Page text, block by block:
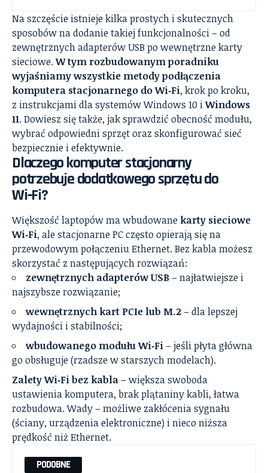
Na szczęście istnieje kilka prostych i skutecznych
sposobów na dodanie takiej funkcjonalności – od
zewnętrznych adapterów USB po wewnętrzne karty
sieciowe.W tym rozbudowanym poradniku
wyjaśniamy wszystkie metody podłączenia
komputera stacjonarnego do Wi‑Fi, krok po kroku,
z instrukcjami dla systemów Windows 10 iWindows
11. Dowiesz się także, jak sprawdzić obecność modułu,
wybrać odpowiedni sprzęt oraz skonfigurować sieć
bezpiecznie i efektywnie.
Dlaczego komputer stacjonarny
potrzebuje dodatkowego sprzętu do
Wi‑Fi?
Większość laptopów ma wbudowane karty sieciowe
Wi‑Fi, ale stacjonarne PC często opierają się na
przewodowym połączeniu Ethernet. Bez kabla możesz
skorzystać z następujących rozwiązań:
zewnętrznych adapterów USB– najłatwiejsze i
najszybsze rozwiązanie;
wewnętrznych kart PCIe lub M.2– dla lepszej
wydajności i stabilności;
wbudowanego modułu Wi‑Fi– jeśli płyta główna
go obsługuje (rzadsze w starszych modelach).
Zalety Wi‑Fi bez kabla– większa swoboda
ustawienia komputera, brak plątaniny kabli, łatwa
rozbudowa. Wady – możliwe zakłócenia sygnału
(ściany, urządzenia elektroniczne) i nieco niższa
prędkość niż Ethernet.
PODOBNE